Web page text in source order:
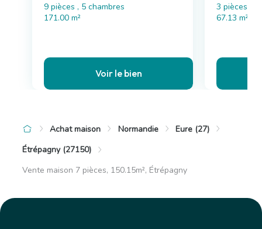
9 pièces , 5 chambres
171.00 m²
Voir le bien
3 pièces , 2
67.13 m²
Achat maison Normandie
Eure (27)
Étrépagny (27150)
Vente maison 7 pièces, 150.15m², Étrépagny